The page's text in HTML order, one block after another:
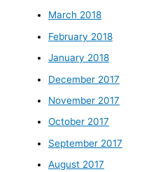
March 2018
February 2018
January 2018
December 2017
November 2017
October 2017
September 2017
August 2017